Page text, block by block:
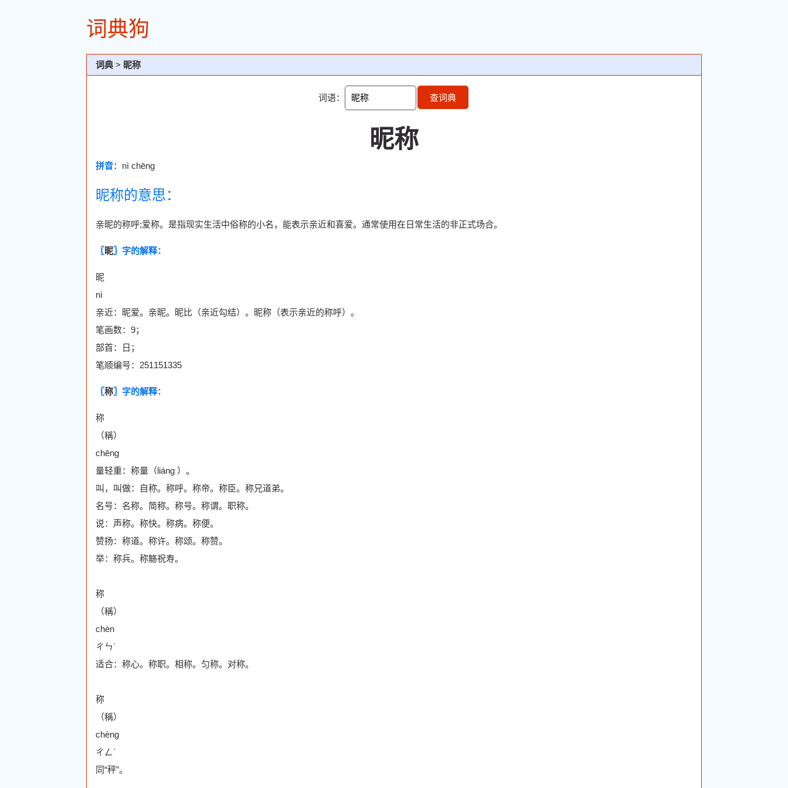
词典狗
词典 > 昵称
词语： 查词典
昵称
拼音：nì chēng
昵称的意思：
亲昵的称呼;爱称。是指现实生活中俗称的小名，能表示亲近和喜爱。通常使用在日常生活的非正式场合。
〖昵〗字的解释：
昵
nì
亲近：昵爱。亲昵。昵比（亲近勾结）。昵称（表示亲近的称呼）。
笔画数：9；
部首：日；
笔顺编号：251151335
〖称〗字的解释：
称
（稱）
chēng
量轻重：称量（liáng ）。
叫，叫做：自称。称呼。称帝。称臣。称兄道弟。
名号：名称。简称。称号。称谓。职称。
说：声称。称快。称病。称便。
赞扬：称道。称许。称颂。称赞。
举：称兵。称觞祝寿。
称
（稱）
chèn
ㄔㄣˋ
适合：称心。称职。相称。匀称。对称。
称
（稱）
chèng
ㄔㄥˋ
同“秤”。